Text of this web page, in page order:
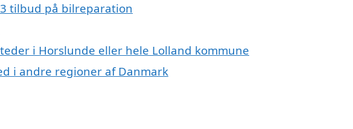
tilbud på bilreparation
i Horslunde eller hele Lolland kommune
i andre regioner af Danmark